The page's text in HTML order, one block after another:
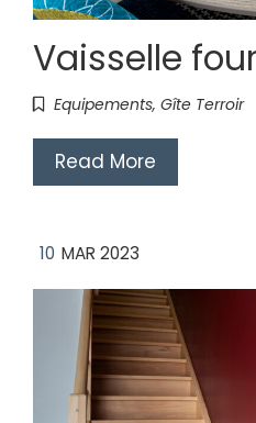
Vaisselle
Equipements, Gîte Terroir
Read More
10 MAR 2023